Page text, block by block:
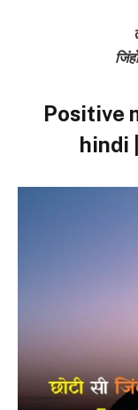
Positive
hindi |